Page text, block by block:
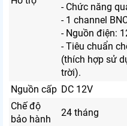
- Chức năng
- 1 channel
- Nguồn điện:
- Tiêu chuẩn
(thích hợp sử
trời).
Nguồn cấp DC 12V
Chế độ
bảo hành
24 tháng